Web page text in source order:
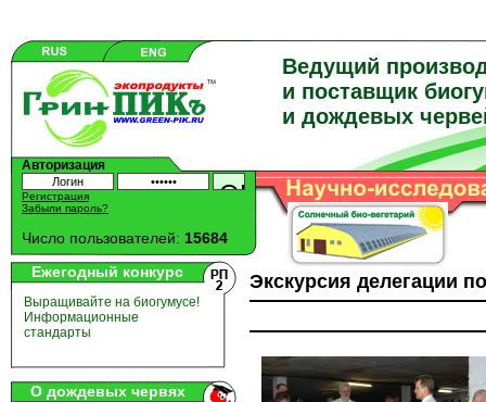
Ведущий
и поставщик
и дождевых
Авторизация
Регистрация
Забыли пароль?
Число пользователей: 15684
Ежегодный конкурс
Выращивайте на биогумусе!
Информационные
стандарты
О дождевых червях
Экскурсия делегации